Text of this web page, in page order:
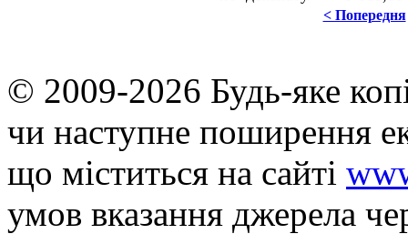
< Попередня
© 2009-2026 Будь-яке
чи наступне поширення
що мiститься на сайті
умов вказання джерела